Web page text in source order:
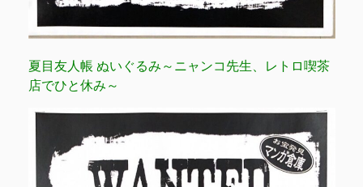
夏目友人帳 ぬいぐるみ～ニャンコ先生、レトロ喫茶
店でひと休み～